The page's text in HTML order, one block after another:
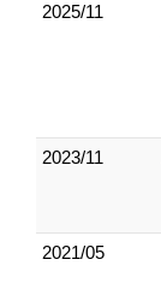
2025/11
2023/11
2021/05